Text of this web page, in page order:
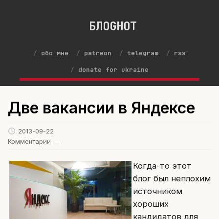
БЛОGНОТ
обо мне patreon telegram
rss
donate for ukraine
Две вакансии в Яндексе
2013-09-22
Комментарии —
Когда-то этот
блог был неплохим
источником
хороших
кандидатов для